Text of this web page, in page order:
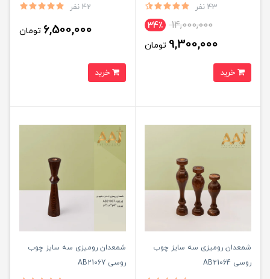
43 نفر
14,000,000 34٪
9,300,000 تومان
42 نفر
6,500,000 تومان
شمعدان رومیزی سه سایز چوب
روسی AB‌21064
شمعدان رومیزی سه سایز چوب
روسی AB21067